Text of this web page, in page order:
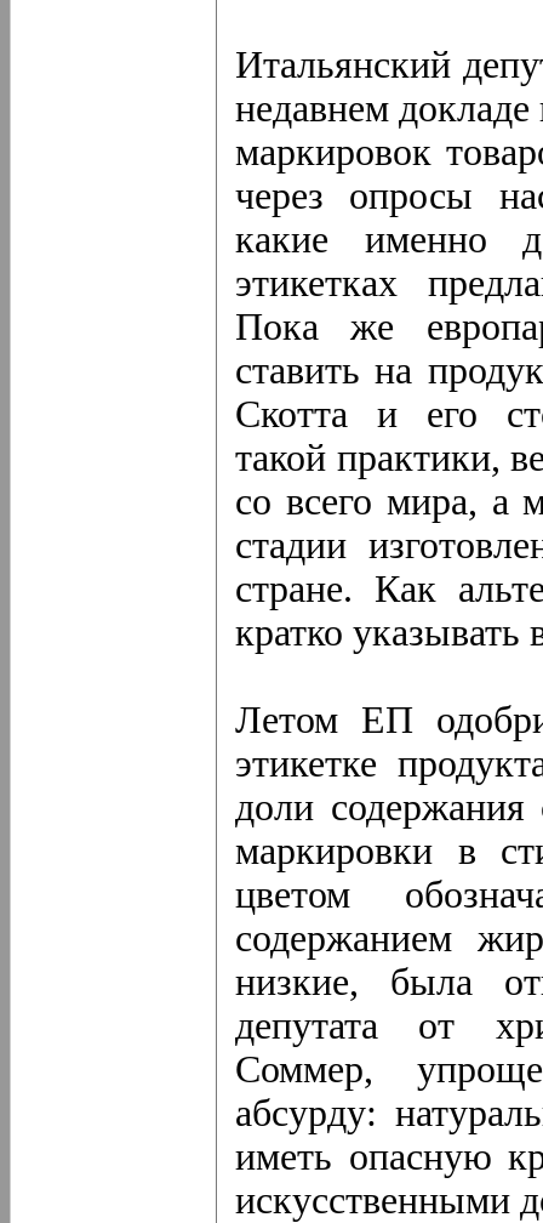
Итальянский
недавнем докладе
маркировок
через опросы
какие именно
этикетках
Пока же
ставить на
Скотта и его
такой практики,
со всего мира, а
стадии
стране. Как
кратко указывать
Летом ЕП
этикетке
доли
маркировки в
цветом
содержанием
низкие, была
депутата от
Соммер,
абсурду:
иметь опасную
искусственными